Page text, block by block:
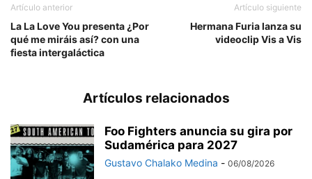
Artículo anterior
La La Love You presenta ¿Por
qué me miráis así? con una
fiesta intergaláctica
Artículo siguiente
Hermana Furia lanza su
videoclip Vis a Vis
Artículos relacionados
Foo Fighters anuncia su gira por
Sudamérica para 2027
Gustavo Chalako Medina - 06/08/2026